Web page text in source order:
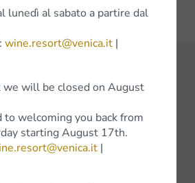
Next
lunedì al sabato a partire dal
wine.resort@venica.it |
we will be closed on August
welcoming you back from
starting August 17th.
|